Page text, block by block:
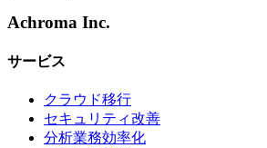
Achroma Inc.
サービス
クラウド移行
セキュリティ改善
分析業務効率化